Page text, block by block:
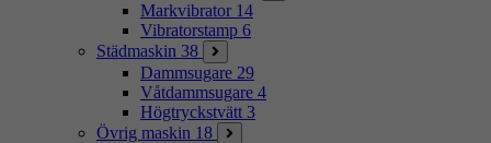
Markvibrator 14
Vibratorstamp 6
Städmaskin 38
Dammsugare 29
Våtdammsugare 4
Högtryckstvätt 3
Övrig maskin 18